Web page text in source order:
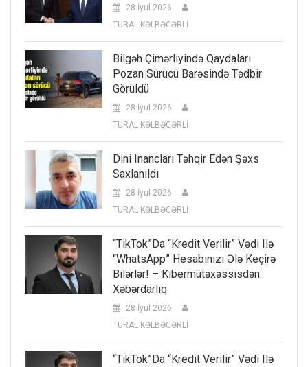
28 İyul 2026
TURAL KƏLBƏCƏRLİ
Bilgəh Çimərliyində Qaydaları
Pozan Sürücü Barəsində Tədbir
Görüldü
28 İyul 2026
TURAL KƏLBƏCƏRLİ
Dini Inancları Təhqir Edən Şəxs
Saxlanıldı
28 İyul 2026
TURAL KƏLBƏCƏRLİ
“TikTok”da “kredit Verilir” Vədi Ilə
“WhatsApp” Hesabınızı Ələ Keçirə
Bilərlər! – Kibermütəxəssisdən
Xəbərdarlıq
28 İyul 2026
TURAL KƏLBƏCƏRLİ
“TikTok”da “kredit Verilir” Vədi Ilə